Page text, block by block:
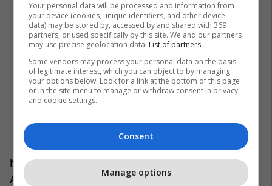
Në fund dua të përmend edhe shokun tim të jetës
Agronin që është një pedagog i shkëlqyeshëm
Your personal data will be processed and information from
your device (cookies, unique identifiers, and other device
data) may be stored by, accessed by and shared with 369
partners, or used specifically by this site. We and our partners
may use precise geolocation data. List of partners.
Some vendors may process your personal data on the basis
of legitimate interest, which you can object to by managing
your options below. Look for a link at the bottom of this page
or in the site menu to manage or withdraw consent in privacy
and cookie settings.
Consent
Manage options